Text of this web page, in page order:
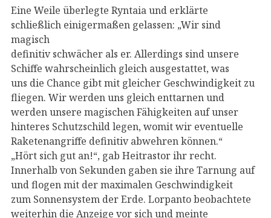
Eine Weile überlegte Ryntaia und erklärte
schließlich einigermaßen gelassen: „Wir sind
magisch
definitiv schwächer als er. Allerdings sind unsere
Schiffe wahrscheinlich gleich ausgestattet, was
uns die Chance gibt mit gleicher Geschwindigkeit zu
fliegen. Wir werden uns gleich enttarnen und
werden unsere magischen Fähigkeiten auf unser
hinteres Schutzschild legen, womit wir eventuelle
Raketenangriffe definitiv abwehren können.“
„Hört sich gut an!“, gab Heitrastor ihr recht.
Innerhalb von Sekunden gaben sie ihre Tarnung auf
und flogen mit der maximalen Geschwindigkeit
zum Sonnensystem der Erde. Lorpanto beobachtete
weiterhin die Anzeige vor sich und meinte